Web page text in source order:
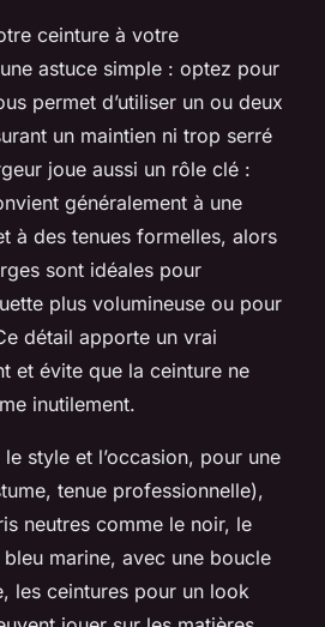
ceinture à votre
astuce simple : optez pour
permet d’utiliser un ou deux
un maintien ni trop serré
joue aussi un rôle clé :
généralement à une
à des tenues formelles, alors
sont idéales pour
plus volumineuse ou pour
détail apporte un vrai
et évite que la ceinture ne
inutilement.
style et l’occasion, pour une
tenue professionnelle),
neutres comme le noir, le
marine, avec une boucle
les ceintures pour un look